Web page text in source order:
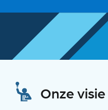
Onze visie